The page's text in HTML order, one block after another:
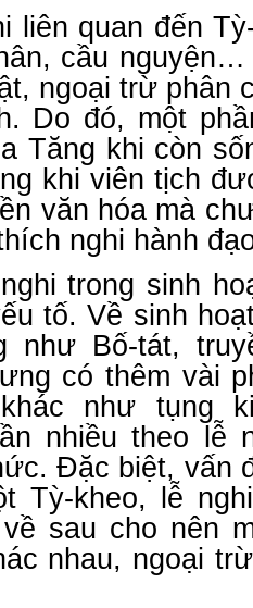
liên quan đến
cầu
ngoại trừ phân
Do đó, một
Tăng khi còn
khi viên tịch
văn hóa mà
nghi hành
trong sinh
tố. Về sinh
như Bố-tát,
có thêm vài
như tụng
nhiều theo lễ
Đặc biệt, vấn
Tỳ-kheo, lễ
sau cho nên
nhau, ngoại